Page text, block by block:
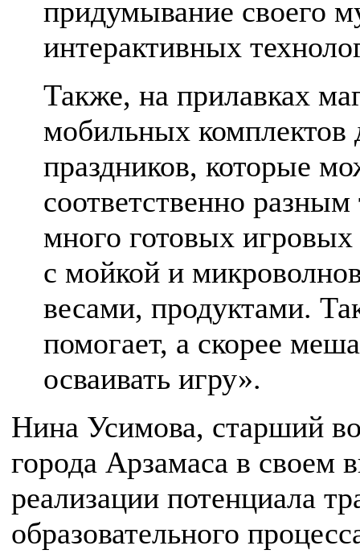
придумывание своего
интерактивных
Также, на прилавках
мобильных комплектов
праздников, которые
соответственно
много готовых
с мойкой и
весами, продуктами.
помогает, а скорее
осваивать игру».
Нина Усимова, старший
города Арзамаса в своем
реализации потенциала
образовательного